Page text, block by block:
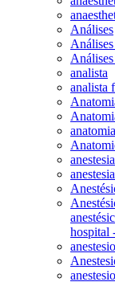
Análises
analista
analista
anestesia
hospital